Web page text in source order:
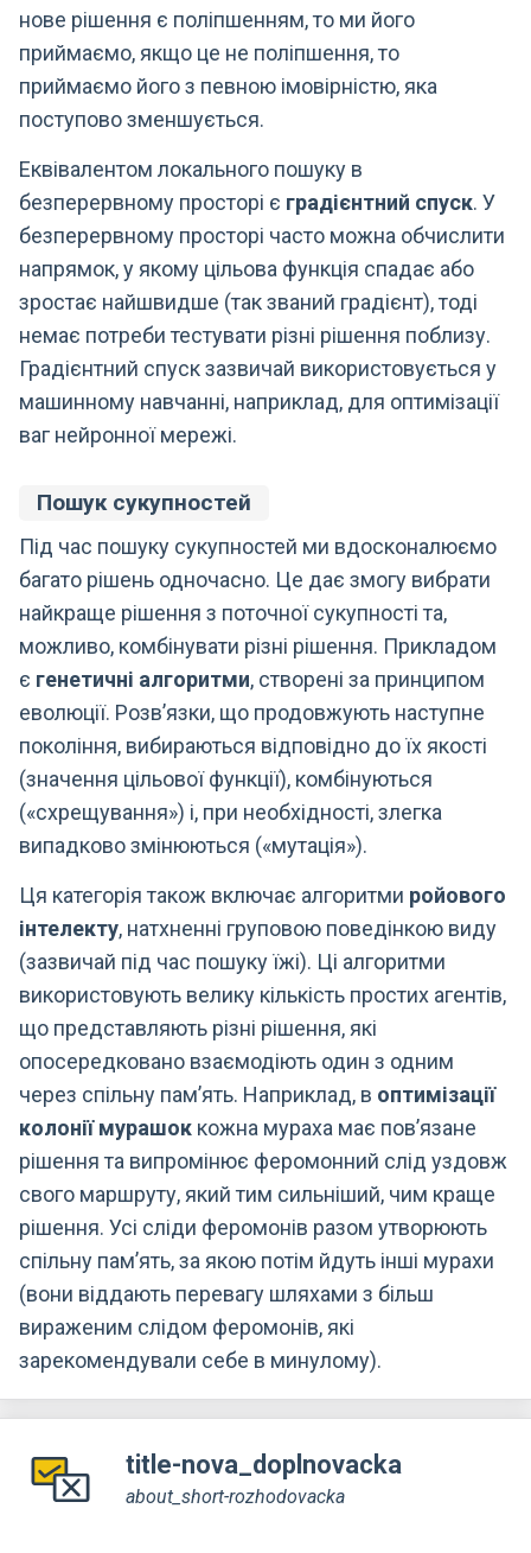
нове рішення є поліпшенням, то ми його
приймаємо, якщо це не поліпшення, то
приймаємо його з певною імовірністю, яка
поступово зменшується.
Еквівалентом локального пошуку в
безперервному просторі є градієнтний спуск. У
безперервному просторі часто можна обчислити
напрямок, у якому цільова функція спадає або
зростає найшвидше (так званий градієнт), тоді
немає потреби тестувати різні рішення поблизу.
Градієнтний спуск зазвичай використовується у
машинному навчанні, наприклад, для оптимізації
ваг нейронної мережі.
Пошук сукупностей
Під час пошуку сукупностей ми вдосконалюємо
багато рішень одночасно. Це дає змогу вибрати
найкраще рішення з поточної сукупності та,
можливо, комбінувати різні рішення. Прикладом
є генетичні алгоритми, створені за принципом
еволюції. Розв’язки, що продовжують наступне
покоління, вибираються відповідно до їх якості
(значення цільової функції), комбінуються
(«схрещування») і, при необхідності, злегка
випадково змінюються («мутація»).
Ця категорія також включає алгоритми ройового
інтелекту, натхненні груповою поведінкою виду
(зазвичай під час пошуку їжі). Ці алгоритми
використовують велику кількість простих агентів,
що представляють різні рішення, які
опосередковано взаємодіють один з одним
через спільну пам’ять. Наприклад, в оптимізації
колонії мурашок кожна мураха має пов’язане
рішення та випромінює феромонний слід уздовж
свого маршруту, який тим сильніший, чим краще
рішення. Усі сліди феромонів разом утворюють
спільну пам’ять, за якою потім йдуть інші мурахи
(вони віддають перевагу шляхами з більш
вираженим слідом феромонів, які
зарекомендували себе в минулому).
title-nova_doplnovacka
about_short-rozhodovacka